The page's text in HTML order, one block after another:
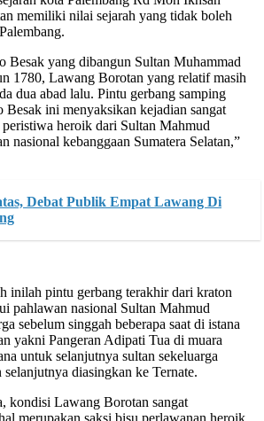
memiliki nilai sejarah yang tidak boleh
Besak yang dibangun Sultan Muhammad
1780, Lawang Borotan yang relatif masih
dua abad lalu. Pintu gerbang samping
ini menyaksikan kejadian sangat
heroik dari Sultan Mahmud
nasional kebanggaan Sumatera Selatan,”
Debat Publik Empat Lawang Di
inilah pintu gerbang terakhir dari kraton
pahlawan nasional Sultan Mahmud
sebelum singgah beberapa saat di istana
yakni Pangeran Adipati Tua di muara
untuk selanjutnya sultan sekeluarga
diasingkan ke Ternate.
kondisi Lawang Borotan sangat
merupakan saksi bisu perlawanan heroik